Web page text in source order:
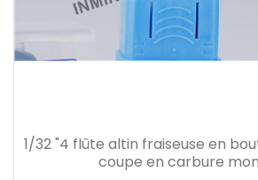
1/32 "4 flûte altin fraiseuse en
coupe en carbure